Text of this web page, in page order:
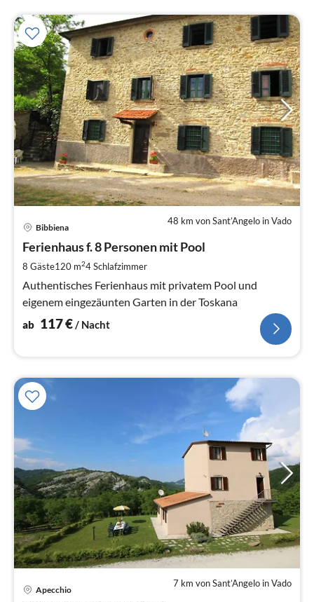
48 km von Sant’Angelo in Vado
Bibbiena
Ferienhaus f. 8 Personen mit Pool
8 Gäste120 m24Schlafzimmer
Authentisches Ferienhaus mit privatem Pool und
eigenem eingezäunten Garten in der Toskana
ab 117€/ Nacht
7 km von Sant’Angelo in Vado
Apecchio